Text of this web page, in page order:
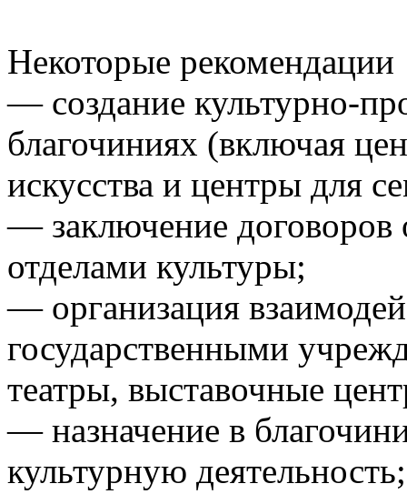
Некоторые рекомендации
— создание культурно-
благочиниях (включая
искусства и центры для
— заключение договоров
отделами культуры;
— организация
государственными
театры, выставочные
— назначение в
культурную деятельность;